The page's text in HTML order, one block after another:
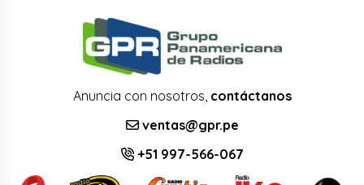
Anuncia con nosotros, contáctanos
ventas@gpr.pe
+51 997-566-067